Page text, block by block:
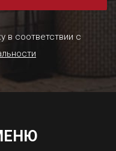
в соответствии с